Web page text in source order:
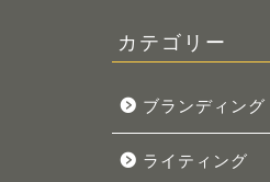
カテゴリー
ブランディング
ライティング